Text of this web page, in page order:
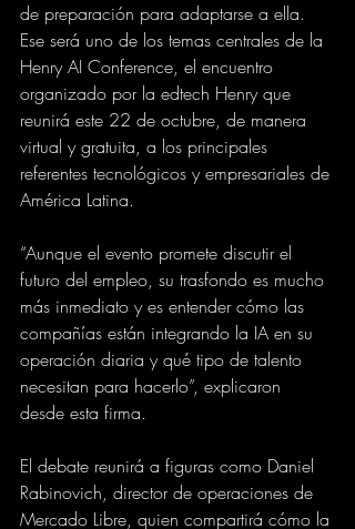
de preparación para adaptarse a ella.
Ese será uno de los temas centrales de la
Henry AI Conference, el encuentro
organizado por la edtech Henry que
reunirá este 22 de octubre, de manera
virtual y gratuita, a los principales
referentes tecnológicos y empresariales de
América Latina.
“Aunque el evento promete discutir el
futuro del empleo, su trasfondo es mucho
más inmediato y es entender cómo las
compañías están integrando la IA en su
operación diaria y qué tipo de talento
necesitan para hacerlo”, explicaron
desde esta firma.
El debate reunirá a figuras como Daniel
Rabinovich, director de operaciones de
Mercado Libre, quien compartirá cómo la